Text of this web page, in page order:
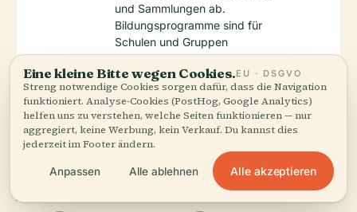
und Sammlungen ab.
Bildungsprogramme sind für
Schulen und Gruppen
verfügbar (
Attraktionen in der
Eine kleine Bitte wegen Cookies.EU · DSGVO
Streng notwendige Cookies sorgen dafür, dass die Navigation
funktioniert. Analyse-Cookies (PostHog, Google Analytics)
helfen uns zu verstehen, welche Seiten funktionieren — nur
aggregiert, keine Werbung, kein Verkauf. Du kannst dies
jederzeit im Footer ändern.
Anpassen Alle ablehnen Alle akzeptieren